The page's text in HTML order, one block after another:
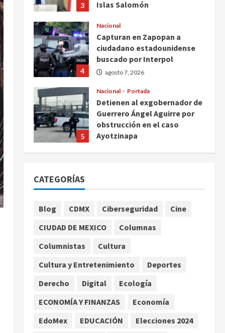
3
Islas Salomón
4
Nacional
Capturan en Zapopan a
ciudadano estadounidense
buscado por Interpol
agosto 7, 2026
5
Nacional Portada
Detienen al exgobernador de
Guerrero Ángel Aguirre por
obstrucción en el caso
Ayotzinapa
zona aguacatera y Tierra
agosto 7, 2026
2
SMN pronostica lluvias
intensas, granizo y calor
agosto
agosto 7, 2026
Internacional
Christopher Landau
Foreign Policy sobre visita a
CATEGORÍAS
Blog CDMX Ciberseguridad
Cine
CIUDAD DE MEXICO
Columnas
Columnistas
Cultura
Cultura y Entretenimiento
Deportes
Derecho
Digital
Ecología
ECONOMÍA Y FINANZAS
Economía
EdoMex
EDUCACIÓN
Elecciones 2024